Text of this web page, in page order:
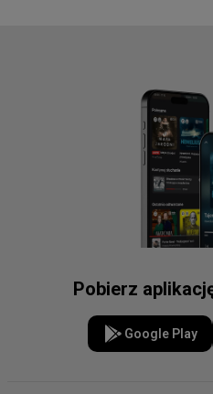
Pobierz
Google Play